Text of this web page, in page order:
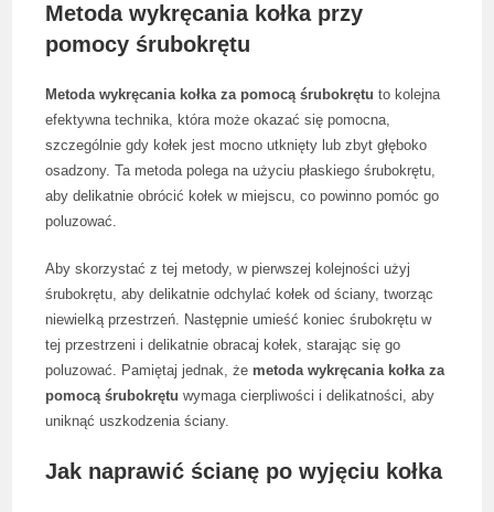
Metoda wykręcania kołka przy
pomocy śrubokrętu
Metoda wykręcania kołka za pomocą śrubokrętu to kolejna
efektywna technika, która może okazać się pomocna,
szczególnie gdy kołek jest mocno utknięty lub zbyt głęboko
osadzony. Ta metoda polega na użyciu płaskiego śrubokrętu,
aby delikatnie obrócić kołek w miejscu, co powinno pomóc go
poluzować.
Aby skorzystać z tej metody, w pierwszej kolejności użyj
śrubokrętu, aby delikatnie odchylać kołek od ściany, tworząc
niewielką przestrzeń. Następnie umieść koniec śrubokrętu w
tej przestrzeni i delikatnie obracaj kołek, starając się go
poluzować. Pamiętaj jednak, że metoda wykręcania kołka za
pomocą śrubokrętu wymaga cierpliwości i delikatności, aby
uniknąć uszkodzenia ściany.
Jak naprawić ścianę po wyjęciu kołka